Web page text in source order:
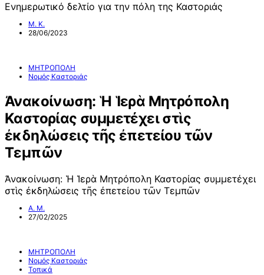
Ενημερωτικό δελτίο για την πόλη της Καστοριάς
Μ. Κ.
28/06/2023
ΜΗΤΡΟΠΟΛΗ
Νομός Καστοριάς
Ἀνακοίνωση: Ἡ Ἱερὰ Μητρόπολη
Καστορίας συμμετέχει στὶς
ἐκδηλώσεις τῆς ἐπετείου τῶν
Τεμπῶν
Ἀνακοίνωση: Ἡ Ἱερὰ Μητρόπολη Καστορίας συμμετέχει
στὶς ἐκδηλώσεις τῆς ἐπετείου τῶν Τεμπῶν
Α. Μ.
27/02/2025
ΜΗΤΡΟΠΟΛΗ
Νομός Καστοριάς
Τοπικά